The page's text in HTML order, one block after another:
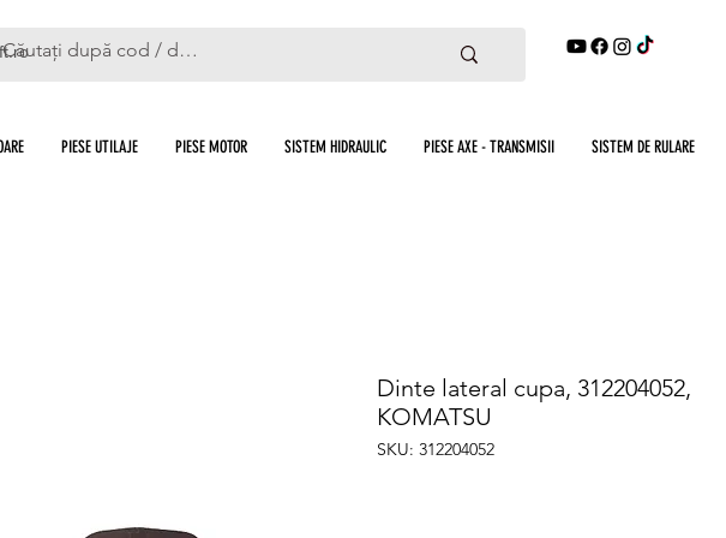
PIESE UTILAJE PIESE MOTOR SISTEM HIDRAULIC PIESE AXE - TRANSMISII SISTEM DE RULARE
Dinte lateral cupa, 312204052,
KOMATSU
SKU: 312204052